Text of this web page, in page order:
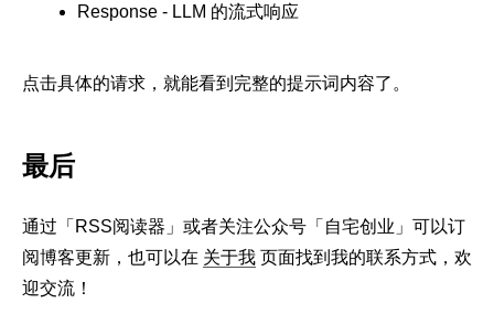
Response - LLM 的流式响应
点击具体的请求，就能看到完整的提示词内容了。
最后
通过「RSS阅读器」或者关注公众号「自宅创业」可以订
阅博客更新，也可以在 关于我 页面找到我的联系方式，欢
迎交流！